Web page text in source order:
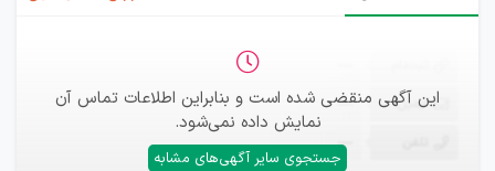
این آگهی منقضی شده است و بنابراین اطلاعات تماس آن
نمایش داده نمی‌شود.
جستجوی سایر آگهی‌های مشابه
ایمیل —
—